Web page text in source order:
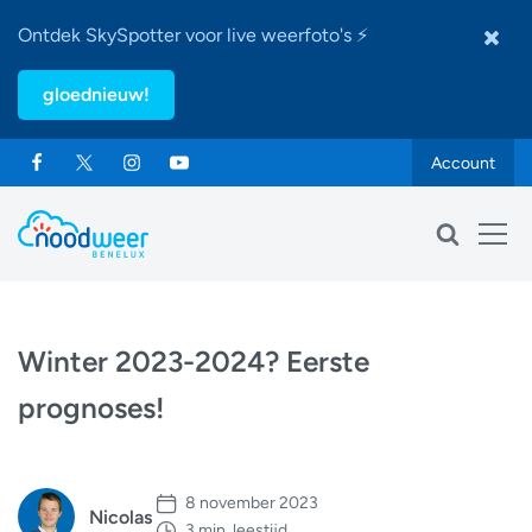
Ontdek SkySpotter voor live weerfoto's ⚡
gloednieuw!
Account
Winter 2023-2024? Eerste
prognoses!
Nicolas
8 november 2023